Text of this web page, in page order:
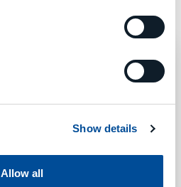
Show details
Allow all